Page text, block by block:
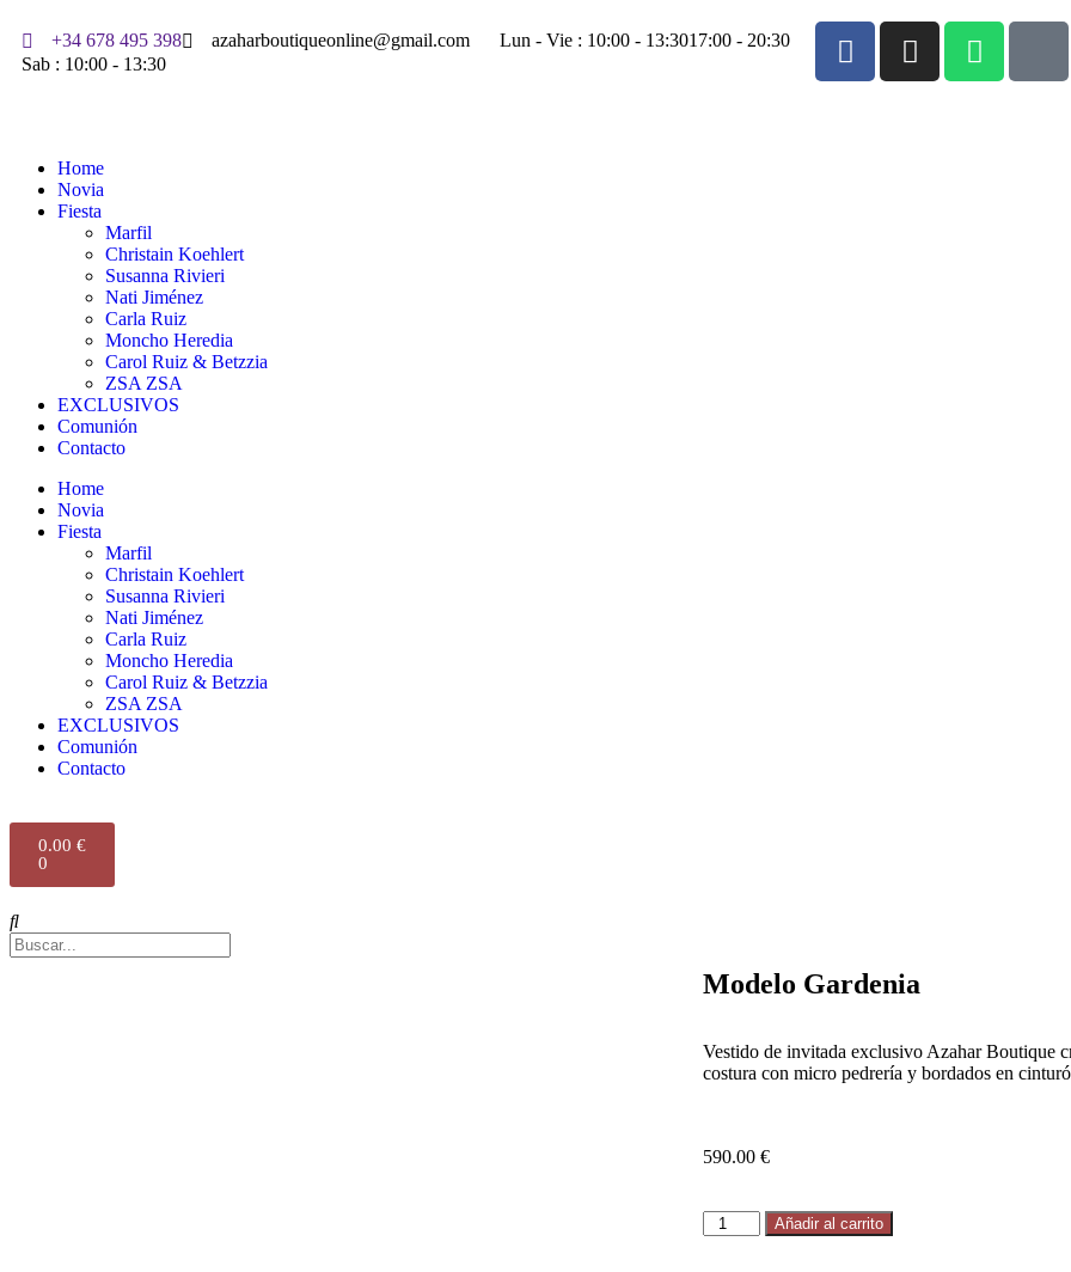
+34 678 495 398 azaharboutiqueonline@gmail.com Lun - Vie : 10:00 - 13:3017:00 - 20:30
Sab : 10:00 - 13:30
Home
Novia
Fiesta
Marfil
Christain Koehlert
Susanna Rivieri
Nati Jiménez
Carla Ruiz
Moncho Heredia
Carol Ruiz & Betzzia
ZSA ZSA
EXCLUSIVOS
Comunión
Contacto
Home
Novia
Fiesta
Marfil
Christain Koehlert
Susanna Rivieri
Nati Jiménez
Carla Ruiz
Moncho Heredia
Carol Ruiz & Betzzia
ZSA ZSA
EXCLUSIVOS
Comunión
Contacto
0.00 €
0
Modelo Gardenia
Vestido de invitada exclusivo Azahar Boutique
costura con micro pedrería y bordados en
590.00 €
Añadir al carrito